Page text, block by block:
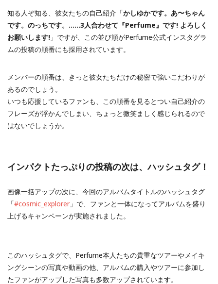
知る人ぞ知る、彼女たちの自己紹介「かしゆかです。あ〜ちゃん
です。のっちです。……3人合わせて『Perfume』です! よろしく
お願いします! 」ですが、この並び順がPerfume公式インスタグラ
ムの投稿の順番にも採用されています。
メンバーの順番は、きっと彼女たちだけの秘密で強いこだわりが
あるのでしょう。
いつも応援しているファンも、この順番を見るとつい自己紹介の
フレーズが浮かんでしまい、ちょっと微笑ましく感じられるので
はないでしょうか。
インパクトたっぷりの投稿の次は、ハッシュタグ！
画像一括アップの次に、今回のアルバムタイトルのハッシュタグ
「#cosmic_explorer 」で、ファンと一体になってアルバムを盛り
上げるキャンペーンが実施されました。
このハッシュタグで、Perfume本人たちの貴重なツアーやメイキ
ングシーンの写真や動画の他、アルバムの購入やツアーに参加し
たファンがアップした写真も多数アップされています。